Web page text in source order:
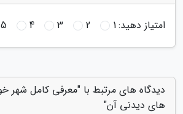
امتیاز دهید:1
2
3
4
5
دیدگاه های مرتبط با "معرفی کامل شهر
های دیدنی آن"